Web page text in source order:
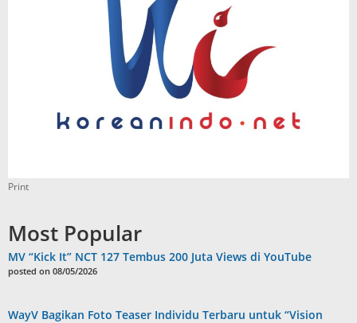
Print
Most Popular
MV “Kick It” NCT 127 Tembus 200 Juta Views di YouTube
posted on 08/05/2026
WayV Bagikan Foto Teaser Individu Terbaru untuk “Vision